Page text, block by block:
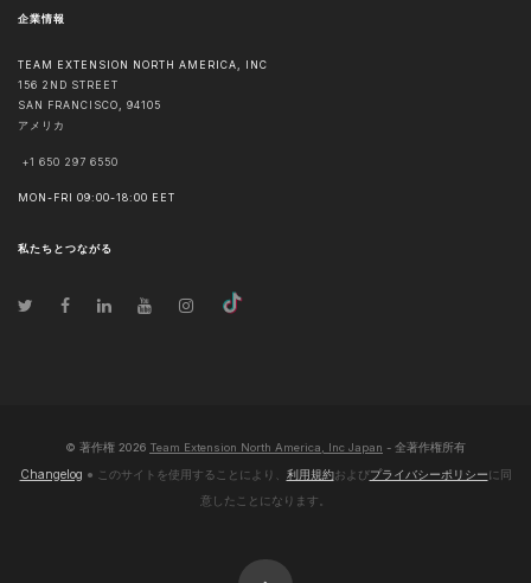
企業情報
TEAM EXTENSION NORTH AMERICA, INC
156 2ND STREET
SAN FRANCISCO, 94105
アメリカ
+1 650 297 6550
MON-FRI 09:00-18:00 EET
私たちとつながる
© 著作権 2026 Team Extension North America, Inc Japan - 全著作権所有
Changelog ● このサイトを使用することにより、 利用規約およびプライバシーポリシーに同
意したことになります。